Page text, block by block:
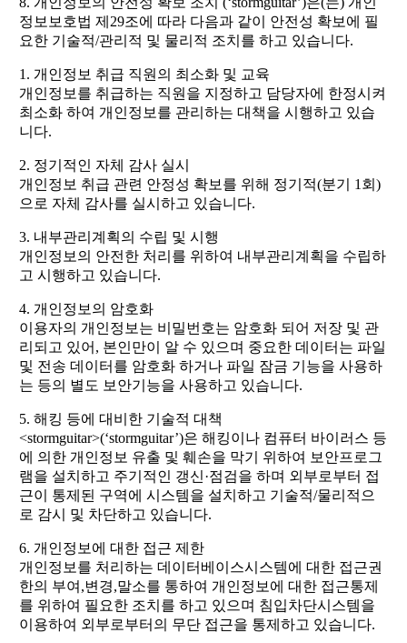
정보보호법 제29조에 따라 다음과 같이 안전성 확보에 필
요한 기술적/관리적 및 물리적 조치를 하고 있습니다.
1. 개인정보 취급 직원의 최소화 및 교육
개인정보를 취급하는 직원을 지정하고 담당자에 한정시켜
최소화 하여 개인정보를 관리하는 대책을 시행하고 있습
니다.
2. 정기적인 자체 감사 실시
개인정보 취급 관련 안정성 확보를 위해 정기적(분기 1회)
으로 자체 감사를 실시하고 있습니다.
3. 내부관리계획의 수립 및 시행
개인정보의 안전한 처리를 위하여 내부관리계획을 수립하
고 시행하고 있습니다.
4. 개인정보의 암호화
이용자의 개인정보는 비밀번호는 암호화 되어 저장 및 관
리되고 있어, 본인만이 알 수 있으며 중요한 데이터는 파일
및 전송 데이터를 암호화 하거나 파일 잠금 기능을 사용하
는 등의 별도 보안기능을 사용하고 있습니다.
5. 해킹 등에 대비한 기술적 대책
<stormguitar>(‘stormguitar’)은 해킹이나 컴퓨터 바이러스 등
에 의한 개인정보 유출 및 훼손을 막기 위하여 보안프로그
램을 설치하고 주기적인 갱신·점검을 하며 외부로부터 접
근이 통제된 구역에 시스템을 설치하고 기술적/물리적으
로 감시 및 차단하고 있습니다.
6. 개인정보에 대한 접근 제한
개인정보를 처리하는 데이터베이스시스템에 대한 접근권
한의 부여,변경,말소를 통하여 개인정보에 대한 접근통제
를 위하여 필요한 조치를 하고 있으며 침입차단시스템을
이용하여 외부로부터의 무단 접근을 통제하고 있습니다.